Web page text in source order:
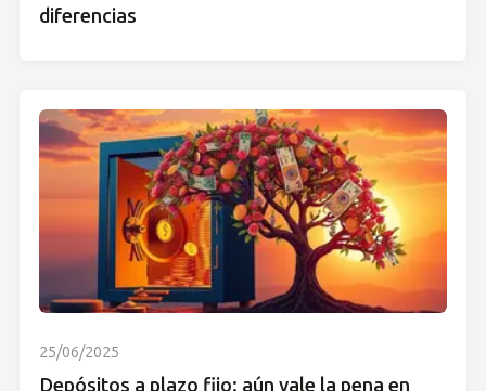
diferencias
25/06/2025
Depósitos a plazo fijo: aún vale la pena en